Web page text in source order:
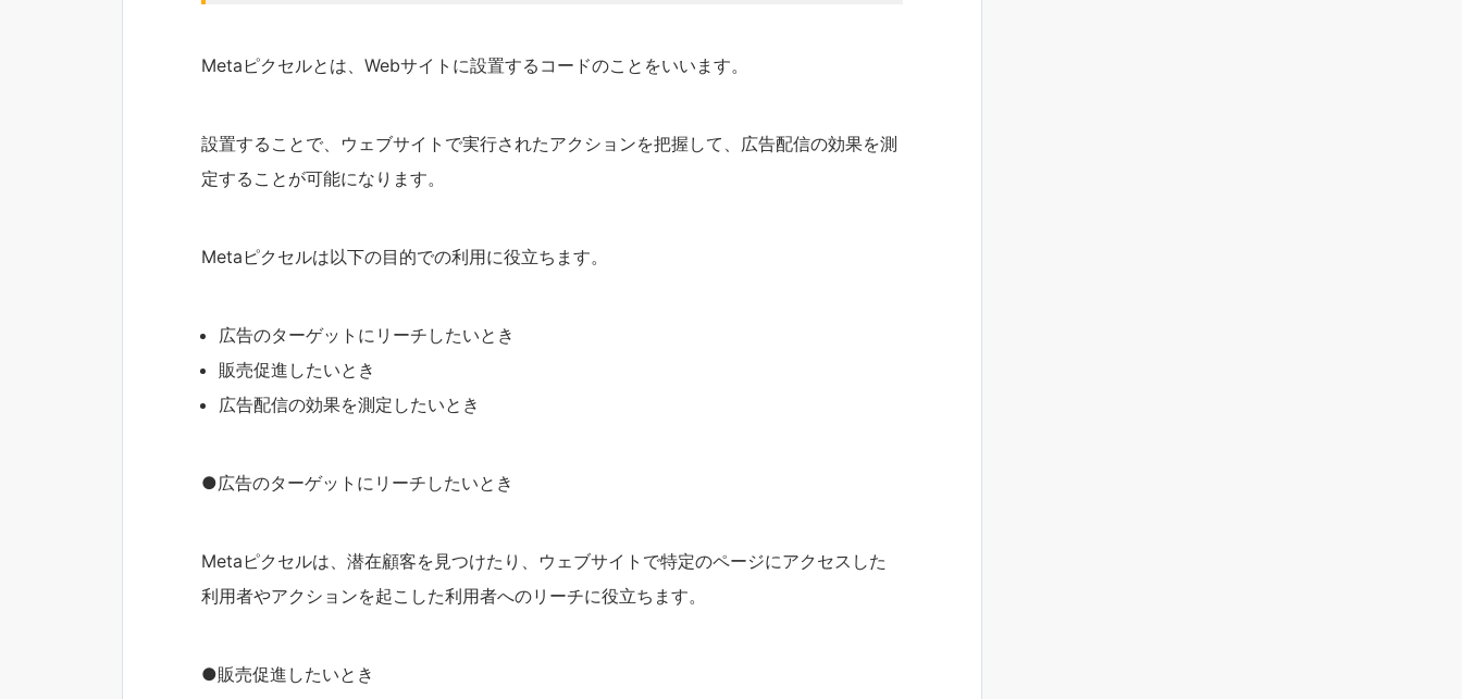
Metaピクセルとは、Webサイトに設置するコードのことをいいます。
設置することで、ウェブサイトで実行されたアクションを把握して、広告配信の効果を測
定することが可能になります。
Metaピクセルは以下の目的での利用に役立ちます。
広告のターゲットにリーチしたいとき
販売促進したいとき
広告配信の効果を測定したいとき
●広告のターゲットにリーチしたいとき
Metaピクセルは、潜在顧客を見つけたり、ウェブサイトで特定のページにアクセスした
利用者やアクションを起こした利用者へのリーチに役立ちます。
●販売促進したいとき